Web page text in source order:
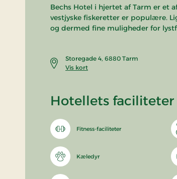
Bechs Hotel i hjertet af Tarm er et
vestjyske fiskeretter er populære.
og dermed fine muligheder for
Storegade 4, 6880 Tarm
Vis kort
Hotellets faciliteter
Fitness-faciliteter
Kæledyr